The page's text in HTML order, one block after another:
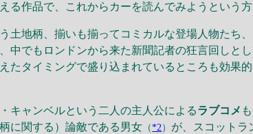
作品で、これからカーを読んでみようという
地柄、揃いも揃ってコミカルな登場人物たち
中でもロンドンから来た新聞記者の狂言回しと
たタイミングで盛り込まれているところも効果
キャンベルという二人の主人公によるラブコメ
に関する）論敵である男女 （*2） が、スコットラ